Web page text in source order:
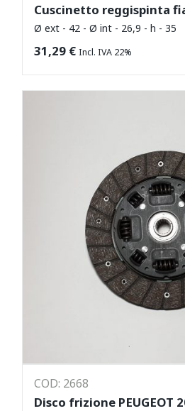
Cuscinetto reggispinta
Ø ext - 42 - Ø int - 26,9 - h - 35
31,29 € Incl. IVA 22%
COD: 2668
Disco frizione PEUGEOT